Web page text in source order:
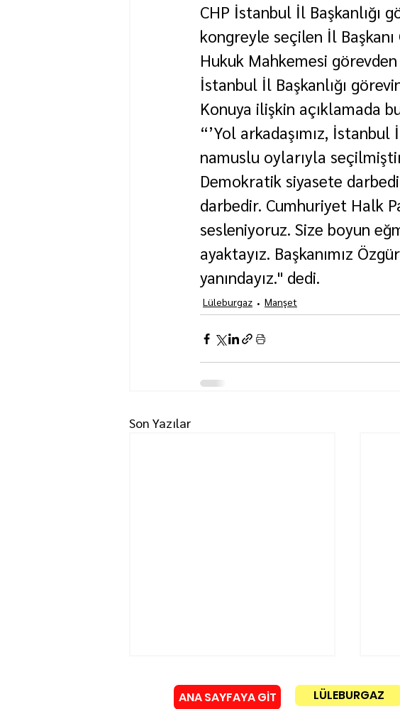
CHP İstanbul İl Başkanlığı
kongreyle seçilen İl
Hukuk Mahkemesi görevden
İstanbul İl Başkanlığı
Konuya ilişkin açıklamada
“’Yol arkadaşımız, İstanbul
namuslu oylarıyla
Demokratik siyasete
darbedir. Cumhuriyet Halk
sesleniyoruz. Size boyun
ayaktayız. Başkanımız
yanındayız.'' dedi.
Lüleburgaz Manşet
Son Yazılar
ANA SAYFAYA GİT LÜLEBURGAZ